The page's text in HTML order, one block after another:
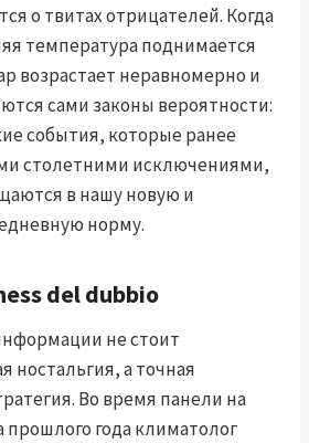
о твитах отрицателей. Когда
температура поднимается
возрастает неравномерно и
сами законы вероятности:
события, которые ранее
столетними исключениями,
в нашу новую и
норму.
del dubbio
не стоит
ностальгия, а точная
Во время панели на
года климатолог